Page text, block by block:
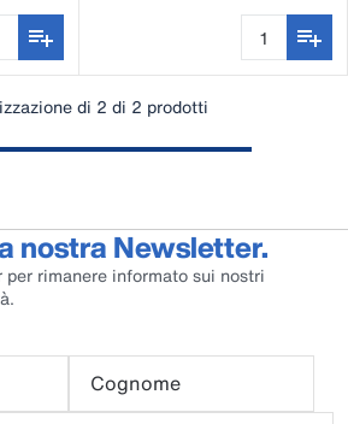
di 2 di 2 prodotti
nostra Newsletter.
rimanere informato sui nostri
Cognome